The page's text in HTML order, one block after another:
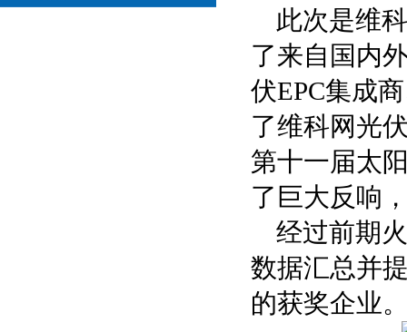
此次是维
了来自国内
伏EPC集成
了维科网光
第十一届太
了巨大反响
经过前期
数据汇总并
的获奖企业